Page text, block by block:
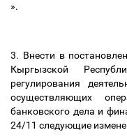
».
3. Внести в
Кыргызской
регулирования
осуществляющих
банковского дела и
24/11 следующие